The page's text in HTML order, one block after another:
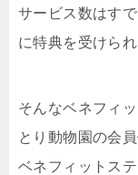
サービス数はす
に特典を受けら
そんなベネフィ
とり動物園の会
ベネフィットス